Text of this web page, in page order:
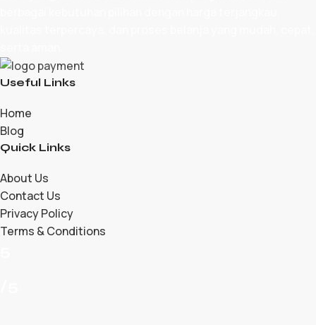
Useful Links
Home
Blog
Quick Links
About Us
Contact Us
Privacy Policy
Terms & Conditions